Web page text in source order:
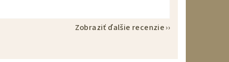
Zobraziť ďalšie recenzie